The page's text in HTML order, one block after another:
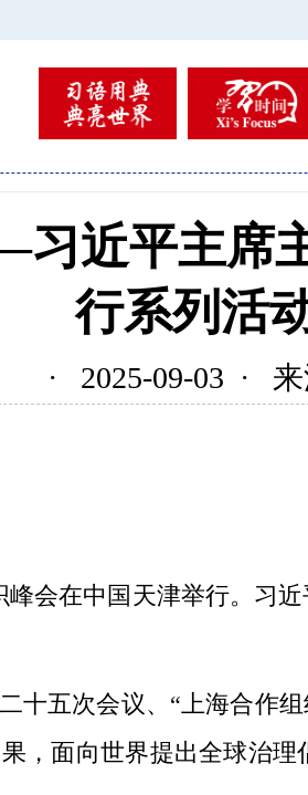
近平主席
行系列活
· 2025-09-03 ·
在中国天津举行。习
五次会议、“上海合作组
，面向世界提出全球治